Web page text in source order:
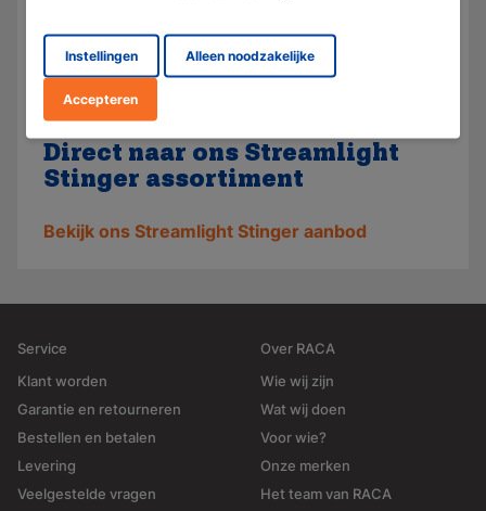
telefoon, e-mail of chat. Raca zet zich maximaal
in om voor u de juiste en meest geschikte
oplossing te vinden en streeft naar de beste
kwaliteit voor elk product!
Direct naar ons Streamlight
Stinger assortiment
Bekijk ons Streamlight Stinger aanbod
Instellingen Alleen noodzakelijke
Accepteren
Service
Klant worden
Garantie en retourneren
Bestellen en betalen
Levering
Veelgestelde vragen
Over RACA
Wie wij zijn
Wat wij doen
Voor wie?
Onze merken
Het team van RACA